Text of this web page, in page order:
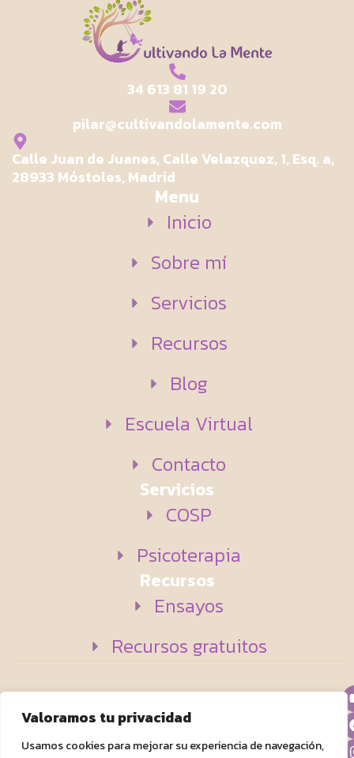
Valoramos tu privacidad
Usamos cookies para mejorar su experiencia de navegación,
34 613 81 19 20
pilar@cultivandolamente.com
Calle Juan de Juanes, Calle Velazquez, 1, Esq. a,
28933 Móstoles, Madrid
Menu
Inicio
Sobre mí
Servicios
Recursos
Blog
Escuela Virtual
Contacto
Servicios
COSP
Psicoterapia
Recursos
Ensayos
Recursos gratuitos
ALLRIGHT
RESERVED
Aviso legal
Política de cookies